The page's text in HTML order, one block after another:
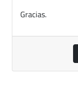
Gracias.